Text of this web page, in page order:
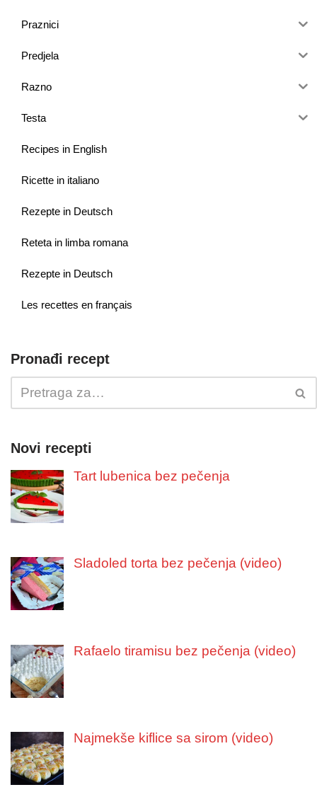
Praznici
Predjela
Razno
Testa
Recipes in English
Ricette in italiano
Rezepte in Deutsch
Reteta in limba romana
Rezepte in Deutsch
Les recettes en français
Pronađi recept
Novi recepti
Tart lubenica bez pečenja
Sladoled torta bez pečenja (video)
Rafaelo tiramisu bez pečenja (video)
Najmekše kiflice sa sirom (video)